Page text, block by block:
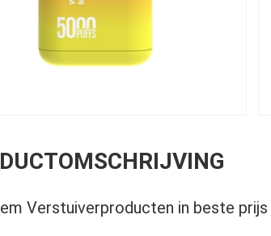
Verstuiverproducten in beste prijs